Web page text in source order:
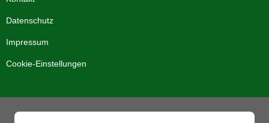
Datenschutz
Impressum
Cookie-Einstellungen